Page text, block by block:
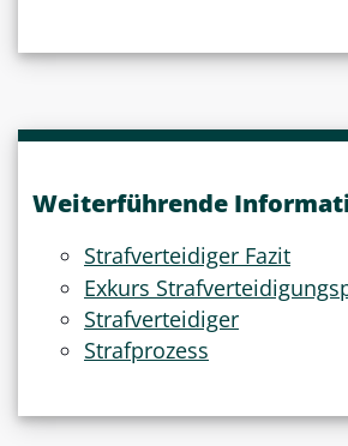
Weiterführende
Strafverteidiger Fazit
Exkurs
Strafverteidiger
Strafprozess